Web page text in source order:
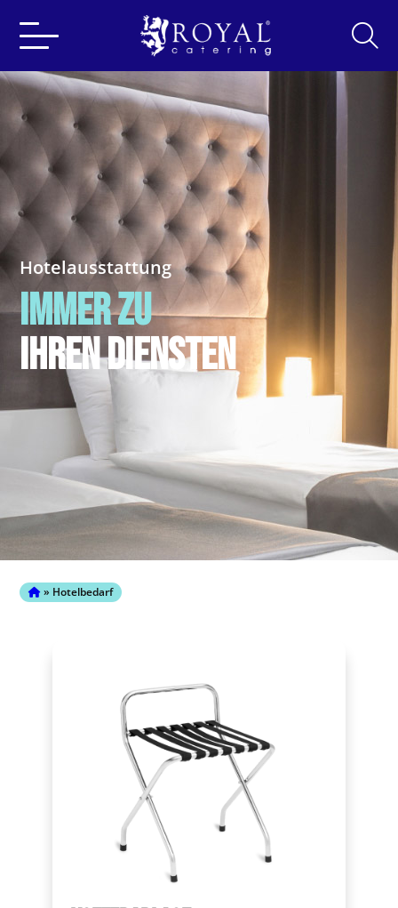
for:
Hotelausstattung
IMMER ZU
IHREN DIENSTEN
» Hotelbedarf